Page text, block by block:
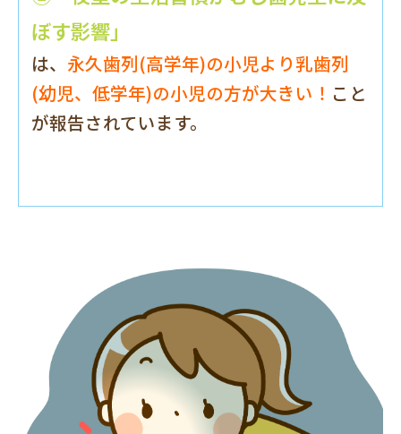
ぼす影響」
は、 永久歯列(高学年)の小児より乳歯列
(幼児、低学年)の小児の方が大きい！ こと
が報告されています。